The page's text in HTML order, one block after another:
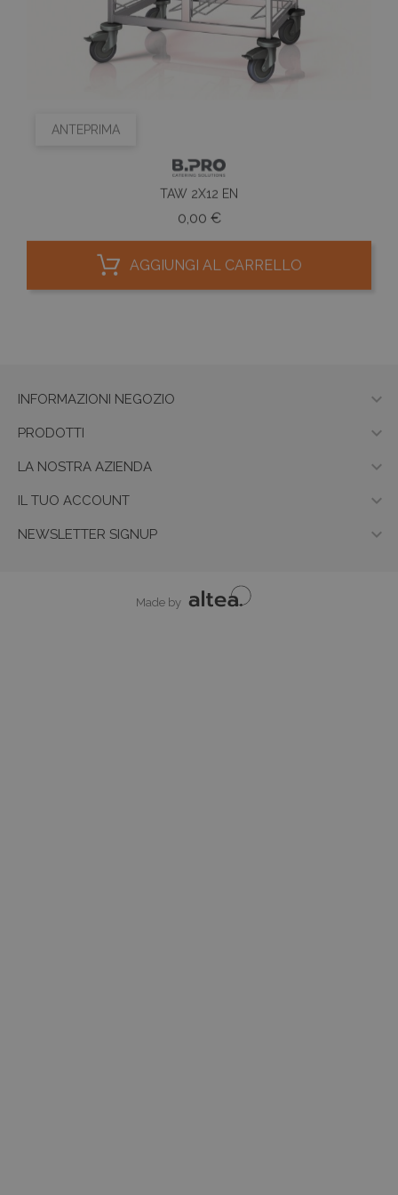
ANTEPRIMA
TAW 2X12 EN
0,00 €Prezzo
AGGIUNGI AL CARRELLO
INFORMAZIONI NEGOZIO 
PRODOTTI 
LA NOSTRA AZIENDA 
IL TUO ACCOUNT 
NEWSLETTER SIGNUP 
Made by